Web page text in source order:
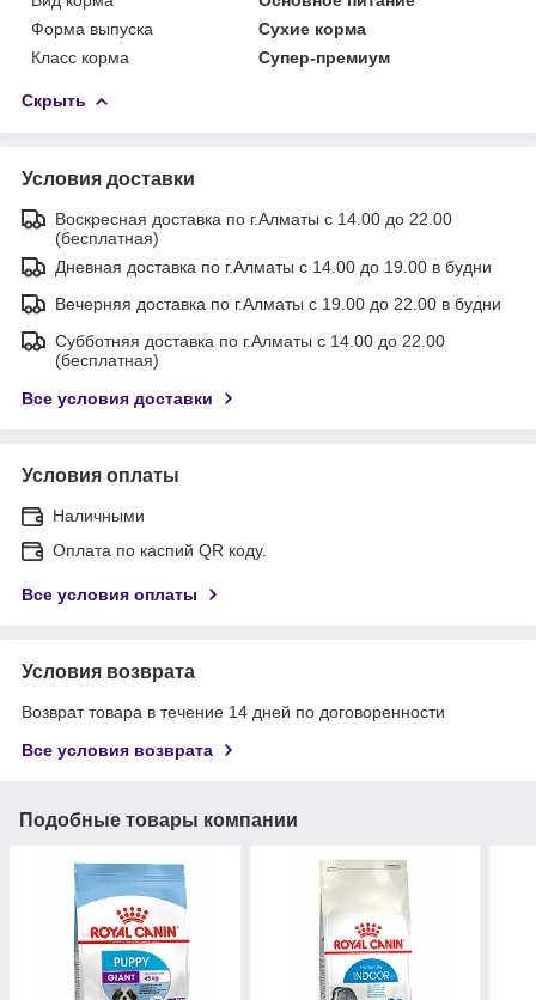
Форма выпуска
Сухие корма
Класс корма
Супер-премиум
Скрыть
Условия доставки
Воскресная доставка по г.Алматы с 14.00 до 22.00
(бесплатная)
Дневная доставка по г.Алматы с 14.00 до 19.00 в будни
Вечерняя доставка по г.Алматы с 19.00 до 22.00 в будни
Субботняя доставка по г.Алматы с 14.00 до 22.00
(бесплатная)
Все условия доставки
Условия оплаты
Наличными
Оплата по каспий QR коду.
Все условия оплаты
Условия возврата
Возврат товара в течение 14 дней по договоренности
Все условия возврата
Подобные товары компании